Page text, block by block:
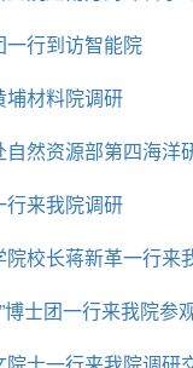
一行到访智能院
埔材料院调研
然资源部第四海洋
行来我院调研
校长蒋新革一行来
博士团一行来我院参